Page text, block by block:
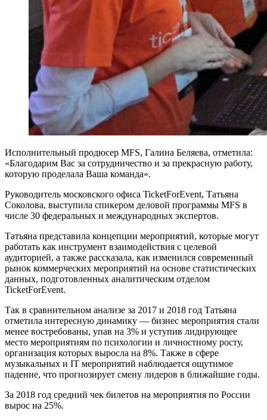
Исполнительный продюсер MFS, Галина Беляева, отметила:
«Благодарим Вас за сотрудничество и за прекрасную работу,
которую проделала Ваша команда».
Руководитель московского офиса TicketForEvent, Татьяна
Соколова, выступила спикером деловой программы MFS в
числе 30 федеральных и международных экспертов.
Татьяна представила концепции мероприятий, которые могут
работать как инструмент взаимодействия с целевой
аудиторией, а также рассказала, как изменился современный
рынок коммерческих мероприятий на основе статистических
данных, подготовленных аналитическим отделом
TicketForEvent.
Так в сравнительном анализе за 2017 и 2018 год Татьяна
отметила интересную динамику — бизнес мероприятия стали
менее востребованы, упав на 3% и уступив лидирующее
место мероприятиям по психологии и личностному росту,
организация которых выросла на 8%. Также в сфере
музыкальных и IT мероприятий наблюдается ощутимое
падение, что прогнозирует смену лидеров в ближайшие годы.
За 2018 год средний чек билетов на мероприятия по России
вырос на 25%.